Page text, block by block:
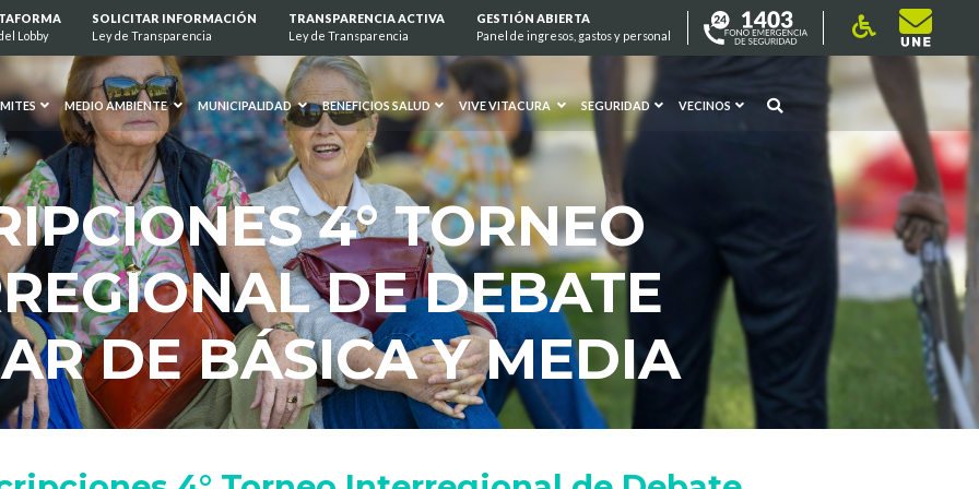
Lobby
SOLICITAR INFORMACIÓN
Ley de Transparencia
TRANSPARENCIA ACTIVA
Ley de Transparencia
GESTIÓN ABIERTA
Panel de ingresos, gastos y personal
MEDIO AMBIENTE MUNICIPALIDAD BENEFICIOS SALUD VIVE VITACURA SEGURIDAD VECINOS
4° TORNEO
DE DEBATE
DE BÁSICA Y MEDIA